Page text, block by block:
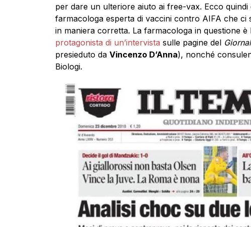
per dare un ulteriore aiuto ai free-vax. Ecco
farmacologa esperta di vaccini contro AIFA che ci
in maniera corretta. La farmacologa in questione è
protagonista di un’intervista sulle pagine del
presieduto da Vincenzo D’Anna), nonché
Biologi.